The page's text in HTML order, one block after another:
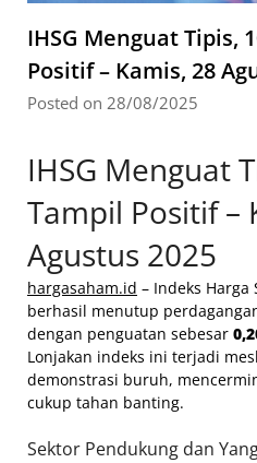
IHSG Menguat Tipis,
Positif – Kamis, 28
Posted on 28/08/2025
IHSG Menguat
Tampil Positif –
Agustus 2025
hargasaham.id – Indeks Harga
berhasil menutup
dengan penguatan sebesar
Lonjakan indeks ini terjadi
demonstrasi buruh,
cukup tahan banting.
Sektor Pendukung dan